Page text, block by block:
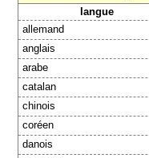
langue
allemand
anglais
arabe
catalan
chinois
coréen
danois